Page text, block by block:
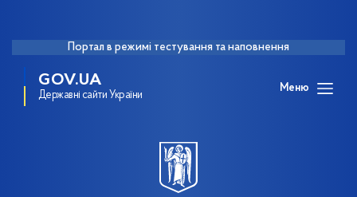
Портал в режимі тестування та наповнення
GOV.UA
Державні сайти України
Меню